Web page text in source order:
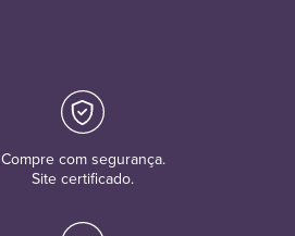
Compre com segurança.
Site certificado.